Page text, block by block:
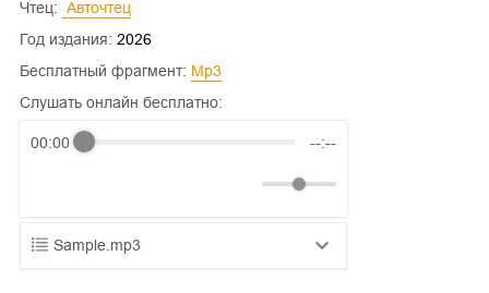
Чтец:
Авточтец
Год издания: 2026
Бесплатный фрагмент:
mp3
Слушать онлайн бесплатно:
00:00 --:--
Sample.mp3